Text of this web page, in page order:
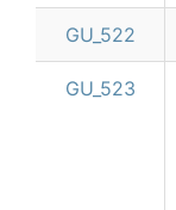
GU_522
GU_523